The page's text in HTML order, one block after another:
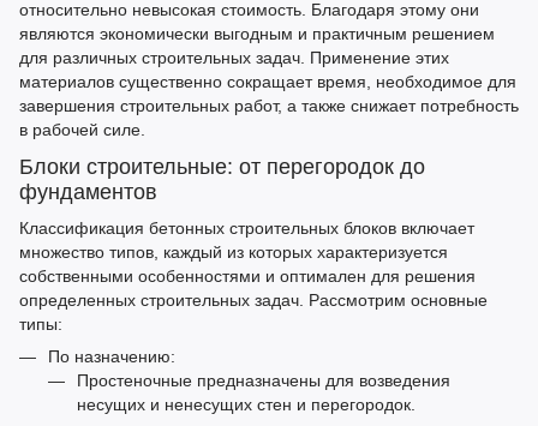
относительно невысокая стоимость. Благодаря этому они
являются экономически выгодным и практичным решением
для различных строительных задач. Применение этих
материалов существенно сокращает время, необходимое для
завершения строительных работ, а также снижает потребность
в рабочей силе.
Блоки строительные: от перегородок до
фундаментов
Классификация бетонных строительных блоков включает
множество типов, каждый из которых характеризуется
собственными особенностями и оптимален для решения
определенных строительных задач. Рассмотрим основные
типы:
По назначению:
Простеночные предназначены для возведения
несущих и ненесущих стен и перегородок.